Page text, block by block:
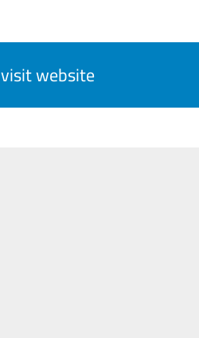
visit website